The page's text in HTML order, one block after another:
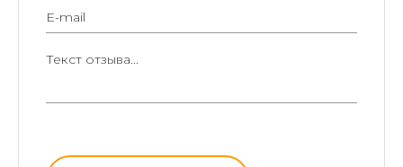
продолжительный срок эксплуатации;
легкая в эксплуатации;
внешне привлекательна;